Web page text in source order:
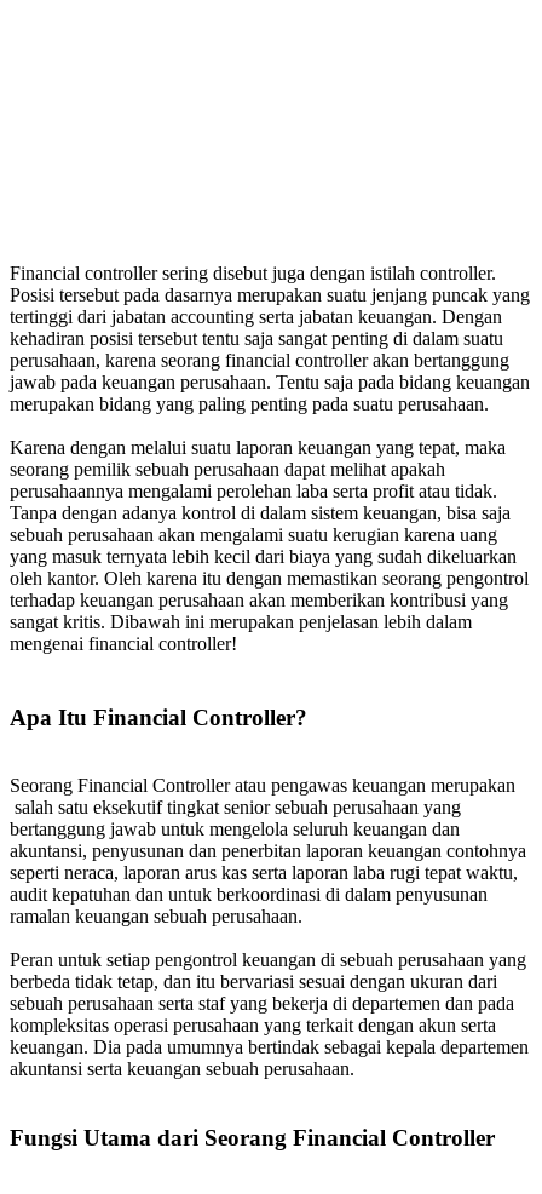
Financial controller sering disebut juga dengan istilah controller.
Posisi tersebut pada dasarnya merupakan suatu jenjang puncak yang
tertinggi dari jabatan accounting serta jabatan keuangan. Dengan
kehadiran posisi tersebut tentu saja sangat penting di dalam suatu
perusahaan, karena seorang financial controller akan bertanggung
jawab pada keuangan perusahaan. Tentu saja pada bidang keuangan
merupakan bidang yang paling penting pada suatu perusahaan.
Karena dengan melalui suatu laporan keuangan yang tepat, maka
seorang pemilik sebuah perusahaan dapat melihat apakah
perusahaannya mengalami perolehan laba serta profit atau tidak.
Tanpa dengan adanya kontrol di dalam sistem keuangan, bisa saja
sebuah perusahaan akan mengalami suatu kerugian karena uang
yang masuk ternyata lebih kecil dari biaya yang sudah dikeluarkan
oleh kantor. Oleh karena itu dengan memastikan seorang pengontrol
terhadap keuangan perusahaan akan memberikan kontribusi yang
sangat kritis. Dibawah ini merupakan penjelasan lebih dalam
mengenai financial controller!
Apa Itu Financial Controller?
Seorang Financial Controller atau pengawas keuangan merupakan
salah satu eksekutif tingkat senior sebuah perusahaan yang
bertanggung jawab untuk mengelola seluruh keuangan dan
akuntansi, penyusunan dan penerbitan laporan keuangan contohnya
seperti neraca, laporan arus kas serta laporan laba rugi tepat waktu,
audit kepatuhan dan untuk berkoordinasi di dalam penyusunan
ramalan keuangan sebuah perusahaan.
Peran untuk setiap pengontrol keuangan di sebuah perusahaan yang
berbeda tidak tetap, dan itu bervariasi sesuai dengan ukuran dari
sebuah perusahaan serta staf yang bekerja di departemen dan pada
kompleksitas operasi perusahaan yang terkait dengan akun serta
keuangan. Dia pada umumnya bertindak sebagai kepala departemen
akuntansi serta keuangan sebuah perusahaan.
Fungsi Utama dari Seorang Financial Controller